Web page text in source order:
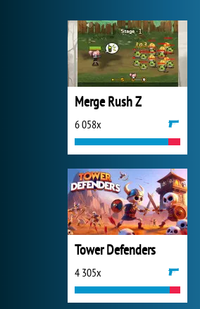
Merge Rush Z
6 058x
Tower Defenders
4 305x